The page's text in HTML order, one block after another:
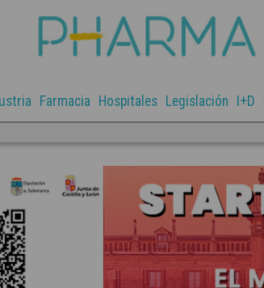
Farmacia Hospitales Legislación I+D